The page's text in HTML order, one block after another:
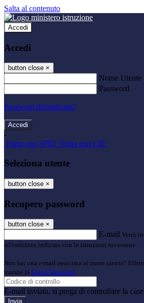
Salta al contenuto
Accedi
Accedi
button close ×
Nome Utente
Password
Password dimenticata?
-
Entra con SPID Entra con CIE
Seleziona utente
button close ×
Recupero password
button close ×
E-mail Verrà
all'indirizzo indicato con le istruzioni necessarie.
Non hai una e-mail associata al nome utente?
tramite la Login Spaggiari
E-mail inviata, si prega di controllare la